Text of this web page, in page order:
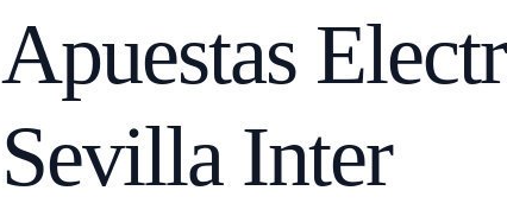
Apuestas
Electrónicas